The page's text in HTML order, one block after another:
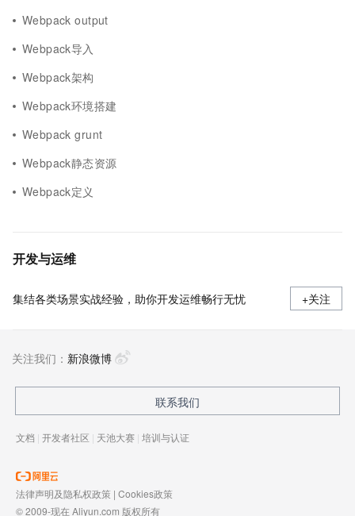
Webpack output
Webpack导入
Webpack架构
Webpack环境搭建
Webpack grunt
Webpack静态资源
Webpack定义
开发与运维
集结各类场景实战经验，助你开发运维畅行无忧 +关注
关注我们： 新浪微博
联系我们
文档 | 开发者社区 | 天池大赛 | 培训与认证
法律声明及隐私权政策 | Cookies政策
© 2009-现在 Aliyun.com 版权所有